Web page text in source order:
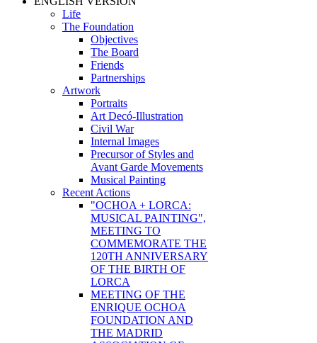
Life
The Foundation
Objectives
The Board
Friends
Partnerships
Artwork
Portraits
Art Decó-Illustration
Civil War
Internal Images
Precursor of Styles and
Avant Garde Movements
Musical Painting
Recent Actions
"OCHOA + LORCA:
MUSICAL PAINTING",
MEETING TO
COMMEMORATE THE
120TH ANNIVERSARY
OF THE BIRTH OF
LORCA
MEETING OF THE
ENRIQUE OCHOA
FOUNDATION AND
THE MADRID